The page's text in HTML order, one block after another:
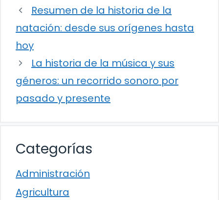
Resumen de la historia de la
natación: desde sus orígenes hasta
hoy
La historia de la música y sus
géneros: un recorrido sonoro por
pasado y presente
Categorías
Administración
Agricultura